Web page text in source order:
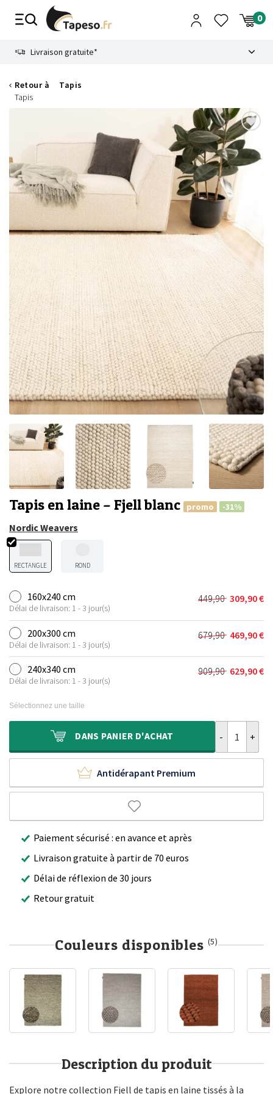
Livraison gratuite*
Retour à
Tapis
Tapis
Tapis en laine – Fjell blanc promo -31%
Nordic Weavers
RECTANGLE ROND
160x240 cm
Délai de livraison: 1 - 3 jour(s)
449,90
Le
prix
initial
était :
449,90 €.
309,90€
Le
prix
actuel
est :
309,90 €.
200x300 cm
Délai de livraison: 1 - 3 jour(s)
679,90
Le
prix
initial
était :
469,90€
Le
prix
actuel
est :
240x340 cm
Délai de livraison: 1 - 3 jour(s)
909,90
Le
909,90 €.
629,90€
Le
629,90 €.
Sélectionnez une taille
DANS PANIER D'ACHAT
Antidérapant Premium
Paiement sécurisé : en avance et après
Livraison gratuite à partir de 70 euros
Délai de réflexion de 30 jours
Retour gratuit
Couleurs disponibles (5)
Description du produit
Explore notre collection Fjell de tapis en laine tissés à la